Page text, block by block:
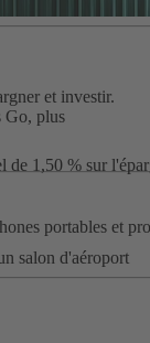
et investir.
Go, plus
de 1,50 % sur
portables et
salon d'aéroport